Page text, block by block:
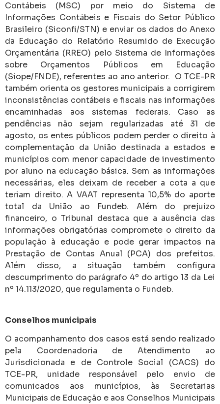
Contábeis (MSC) por meio do Sistema de
Informações Contábeis e Fiscais do Setor Público
Brasileiro (Siconfi/STN) e enviar os dados do Anexo
da Educação do Relatório Resumido de Execução
Orçamentária (RREO) pelo Sistema de Informações
sobre Orçamentos Públicos em Educação
(Siope/FNDE), referentes ao ano anterior. O TCE-PR
também orienta os gestores municipais a corrigirem
inconsistências contábeis e fiscais nas informações
encaminhadas aos sistemas federais. Caso as
pendências não sejam regularizadas até 31 de
agosto, os entes públicos podem perder o direito à
complementação da União destinada a estados e
municípios com menor capacidade de investimento
por aluno na educação básica. Sem as informações
necessárias, eles deixam de receber a cota a que
teriam direito. A VAAT representa 10,5% do aporte
total da União ao Fundeb. Além do prejuízo
financeiro, o Tribunal destaca que a ausência das
informações obrigatórias compromete o direito da
população à educação e pode gerar impactos na
Prestação de Contas Anual (PCA) dos prefeitos.
Além disso, a situação também configura
descumprimento do parágrafo 4º do artigo 13 da Lei
nº 14.113/2020, que regulamenta o Fundeb.
Conselhos municipais
O acompanhamento dos casos está sendo realizado
pela Coordenadoria de Atendimento ao
Jurisdicionada e de Controle Social (CACS) do
TCE-PR, unidade responsável pelo envio de
comunicados aos municípios, às Secretarias
Municipais de Educação e aos Conselhos Municipais